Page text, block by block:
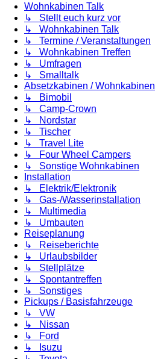
Wohnkabinen Talk
↳ Stellt euch kurz vor
↳ Wohnkabinen Talk
↳ Termine / Veranstaltungen
↳ Wohnkabinen Treffen
↳ Umfragen
↳ Smalltalk
Absetzkabinen / Wohnkabinen
↳ Bimobil
↳ Camp-Crown
↳ Nordstar
↳ Tischer
↳ Travel Lite
↳ Four Wheel Campers
↳ Sonstige Wohnkabinen
Installation
↳ Elektrik/Elektronik
↳ Gas-/Wasserinstallation
↳ Multimedia
↳ Umbauten
Reiseplanung
↳ Reiseberichte
↳ Urlaubsbilder
↳ Stellplätze
↳ Spontantreffen
↳ Sonstiges
Pickups / Basisfahrzeuge
↳ VW
↳ Nissan
↳ Ford
↳ Isuzu